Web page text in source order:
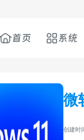
首页 系统
微
创建时